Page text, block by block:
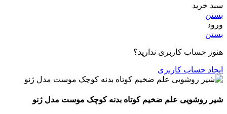
سبد خرید
بستن
ورود
بستن
هنوز حساب کاربری ندارید؟
ایجاد حساب کاربری
شیر روشویی علم ضخیم کوتاه بدنه کوچک موست مدل ژنو